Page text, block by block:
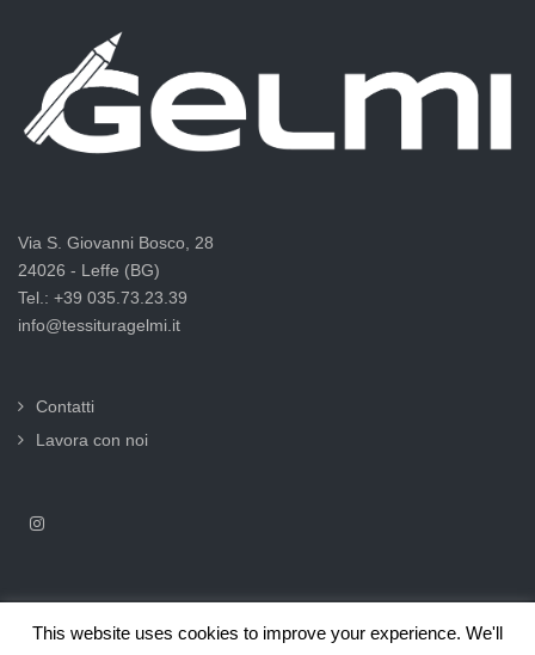
Via S. Giovanni Bosco, 28
24026 - Leffe (BG)
Tel.: +39 035.73.23.39
info@tessituragelmi.it
Contatti
Lavora con noi
2025© Tessitura F.lli Gelmi Srl ‐ CF / P.Iva 02375000169 | Informativa
This website uses cookies to improve your experience. We'll